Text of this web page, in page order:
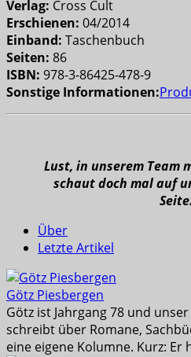
Verlag: Cross Cult
Erschienen: 04/2014
Einband: Taschenbuch
Seiten: 86
ISBN: 978-3-86425-478-9
Sonstige Informationen:
Lust, in unserem Team
schaut doch mal auf
Seite.
Über
Letzte Artikel
Götz Piesbergen
Götz ist Jahrgang 78 und
schreibt über Romane,
eine eigene Kolumne. Kurz: Er